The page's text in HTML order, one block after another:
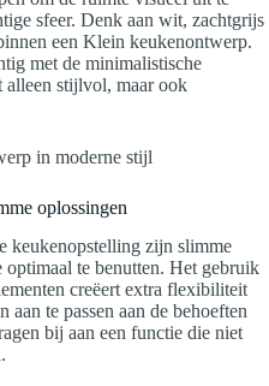
sfeer. Denk aan wit, zachtgrijs
een Klein keukenontwerp.
met de minimalistische
alleen stijlvol, maar ook
oplossingen
keukenopstelling zijn slimme
optimaal te benutten. Het gebruik
creëert extra flexibiliteit
te passen aan de behoeften
bij aan een functie die niet